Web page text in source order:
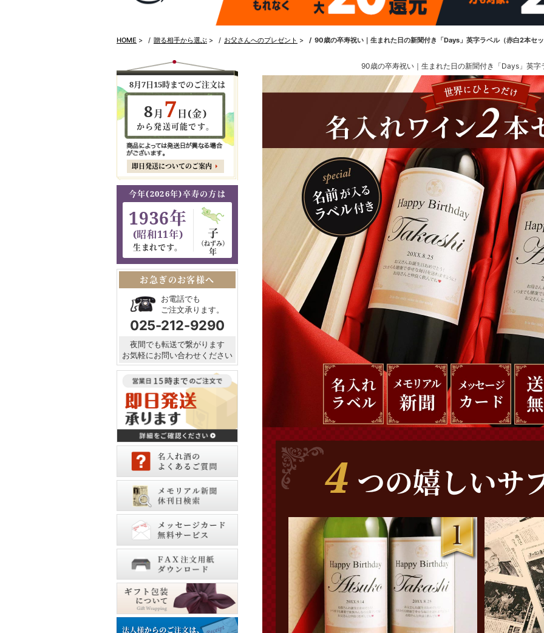
HOME > 贈る相手から選ぶ > お父さんへのプレゼント > 90歳の卒寿祝い｜生まれた日の新聞付き「Days」英字ラベル（赤白2本セ
90歳の卒寿祝い｜生まれた日の新聞付き「Days」英
4 つの嬉しいサ
8月7日15時までのご注文は
8月 7 日(金)
から発送可能です。
即日発送についてのご案内
今年(2026年)卒寿の方は
1936年
(昭和11年)
生まれです。
子
（ねずみ）
年
お急ぎのお客様へ
お電話でも
ご注文承ります。
025-212-9290
夜間でも転送で繋がります
お気軽にお問い合わせください